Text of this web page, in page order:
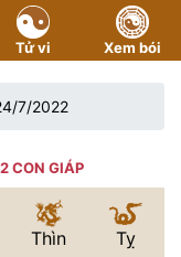
Tử vi Xem bói
7/2022
CON GIÁP
Thìn Tỵ